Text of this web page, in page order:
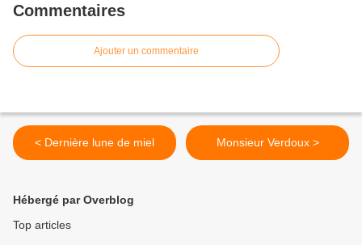
Commentaires
Ajouter un commentaire
< Dernière lune de miel Monsieur Verdoux >
Hébergé par Overblog
Top articles